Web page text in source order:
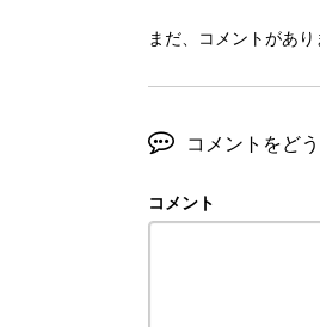
まだ、コメントがあり
コメントをど
コメント